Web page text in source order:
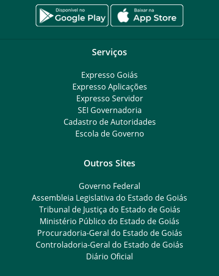
Serviços
Expresso Goiás
Expresso Aplicações
Expresso Servidor
SEI Governadoria
Cadastro de Autoridades
Escola de Governo
Outros Sites
Governo Federal
Assembleia Legislativa do Estado de Goiás
Tribunal de Justiça do Estado de Goiás
Ministério Público do Estado de Goiás
Procuradoria-Geral do Estado de Goiás
Controladoria-Geral do Estado de Goiás
Diário Oficial